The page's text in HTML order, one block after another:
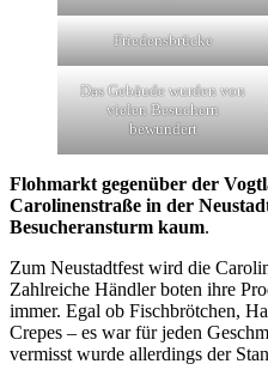
Friedensbrücke
Das Gebäude wurden von
vielen Besuchern
bewundert
Flohmarkt gegenüber der
Carolinenstraße in der
Besucheransturm kaum.
Zum Neustadtfest wird die
Zahlreiche Händler boten ihre
immer. Egal ob Fischbrötchen,
Crepes – es war für jeden
vermisst wurde allerdings der